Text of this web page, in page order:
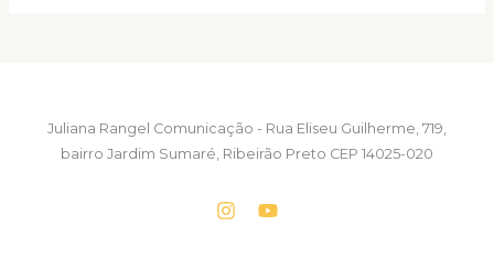
Juliana Rangel Comunicação - Rua Eliseu Guilherme, 719,
bairro Jardim Sumaré, Ribeirão Preto CEP 14025-020